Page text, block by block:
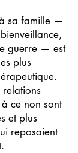
sa famille —
guerre — est
plus
relations
ce non sont
et plus
reposaient